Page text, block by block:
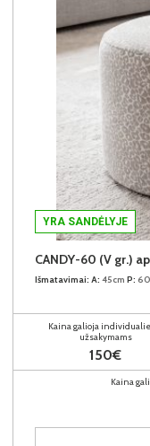
YRA SANDĖLYJE
CANDY-60 (V gr.)
Išmatavimai: A: 45cm P:
Kaina galioja
užsakymams
150€
Kaina